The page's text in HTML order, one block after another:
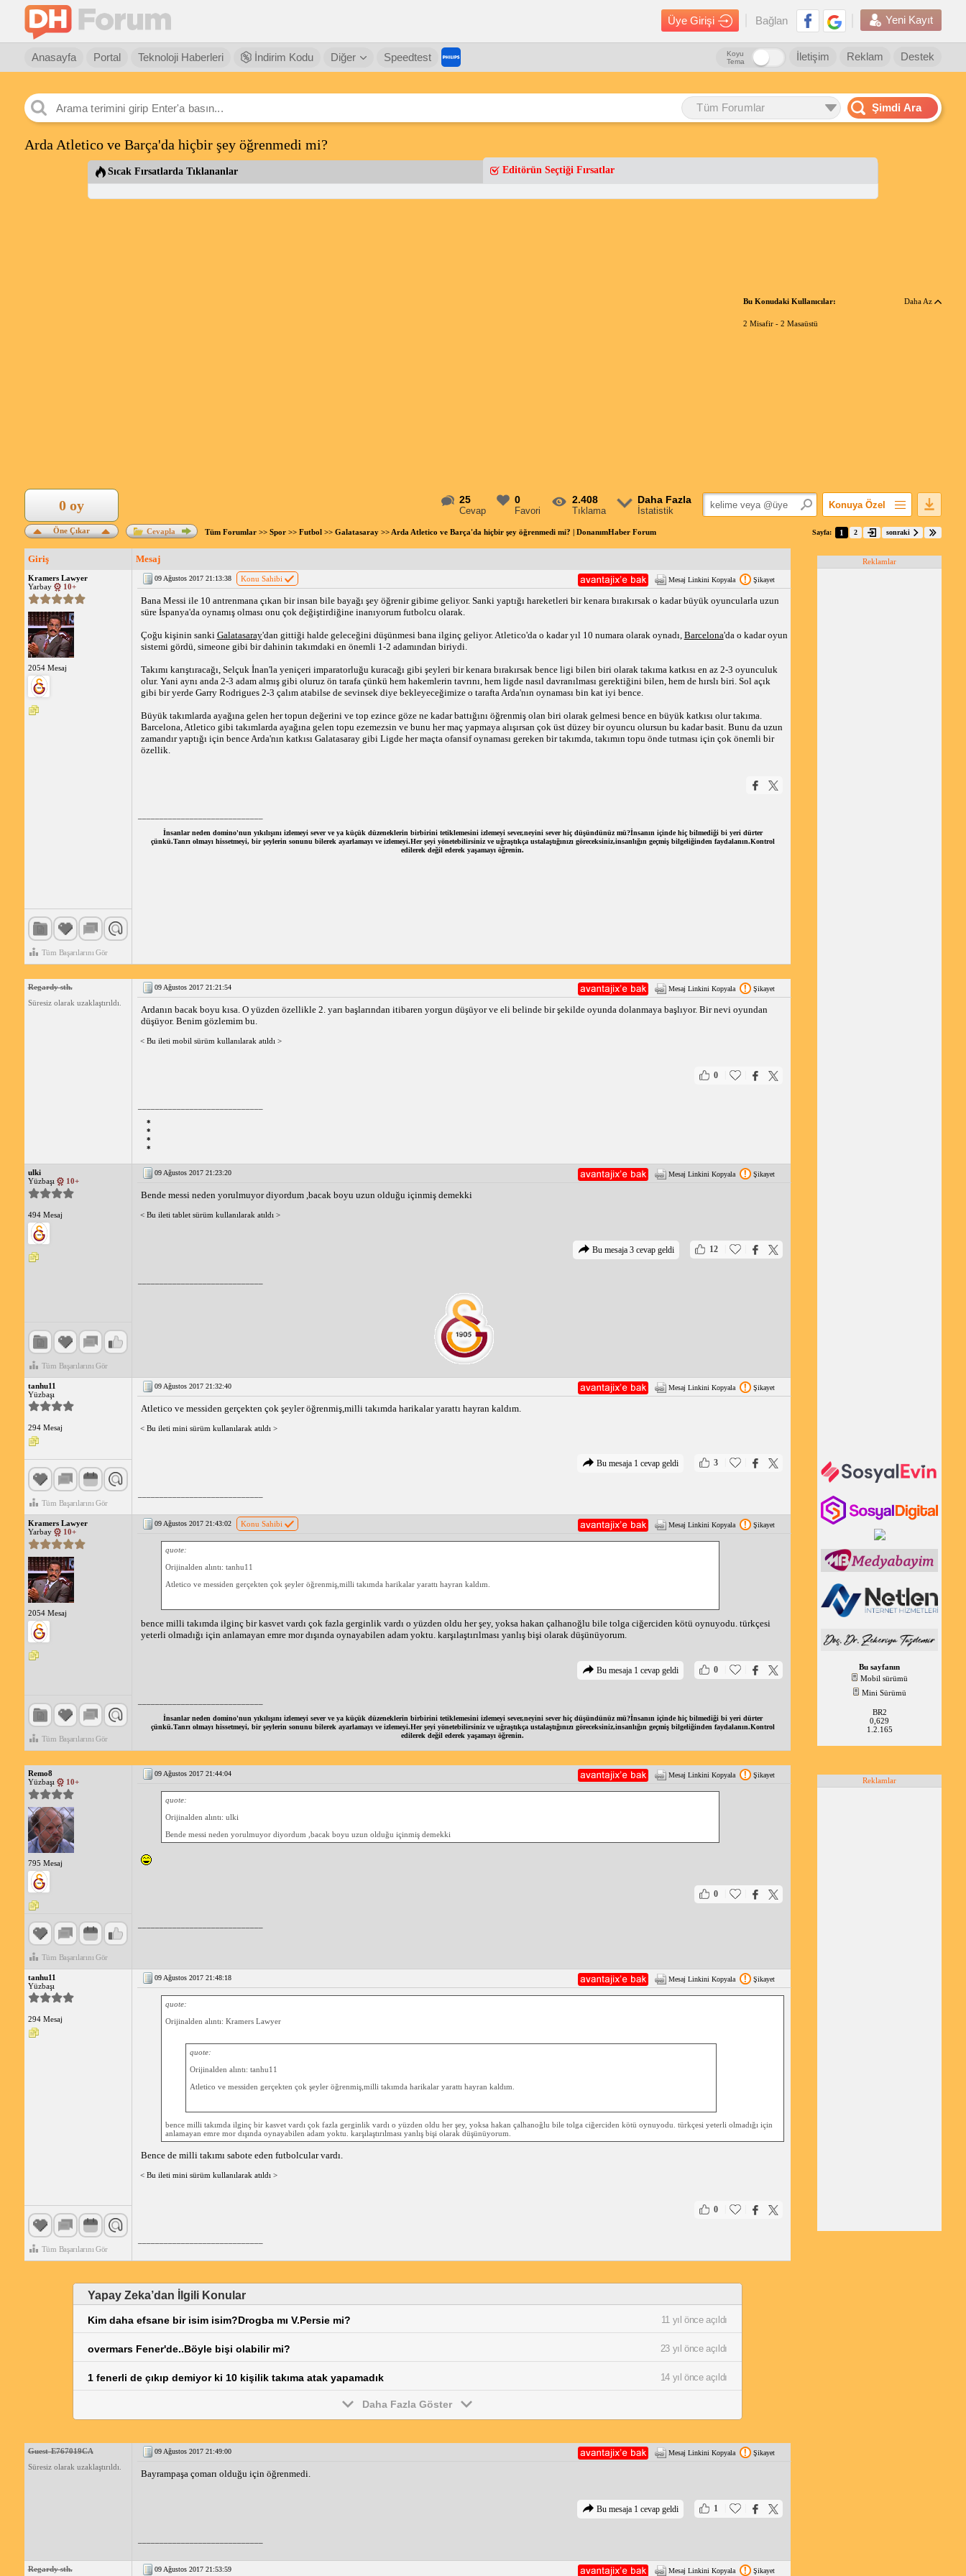
Üye Girişi Bağlan Yeni Kayıt
Anasayfa Portal Teknoloji Haberleri İndirim Kodu Diğer Speedtest Destek
Reklam
İletişim
Koyu
Tema
Tüm Forumlar Şimdi Ara
Arda Atletico ve Barça'da hiçbir şey öğrenmedi mi?
Sıcak Fırsatlarda Tıklananlar Editörün Seçtiği Fırsatlar
Bu Konudaki Kullanıcılar: Daha Az
2 Misafir - 2 Masaüstü
25
Cevap
0
Favori
2.408
Tıklama
Daha Fazla
İstatistik
Konuya Özel
Favorilerime Ekle
Popüler Mesajlar
Öne Çıkar
0 oy
Cevapla Tüm Forumlar>> Spor>> Futbol>> Galatasaray>> Arda Atletico ve Barça'da hiçbir şey öğrenmedi mi? | DonanımHaber Forum Sayfa: 1 2 sonraki
Giriş Mesaj
Kramers Lawyer
Yarbay
10+
2054 Mesaj
Tüm Başarılarını Gör
09 Ağustos 2017 21:13:38 Konu Sahibi Mesaj Linkini Kopyala Şikayet
Bana Messi ile 10 antrenmana çıkan bir insan bile bayağı şey öğrenir gibime geliyor. Sanki yaptığı hareketleri bir kenara bırakırsak o kadar büyük oyuncularla uzun
süre İspanya'da oynamış olması onu çok değiştirdiğine inanıyorum futbolcu olarak.
Çoğu kişinin sanki Galatasaray'dan gittiği halde geleceğini düşünmesi bana ilginç geliyor. Atletico'da o kadar yıl 10 numara olarak oynadı, Barcelona'da o kadar oyun
sistemi gördü, simeone gibi bir dahinin takımdaki en önemli 1-2 adamından biriydi.
Takımı karıştıracağı, Selçuk İnan'la yeniçeri imparatorluğu kuracağı gibi şeyleri bir kenara bırakırsak bence ligi bilen biri olarak takıma katkısı en az 2-3 oyunculuk
olur. Yani aynı anda 2-3 adam almış gibi oluruz ön tarafa çünkü hem hakemlerin tavrını, hem ligde nasıl davranılması gerektiğini bilen, hem de hırslı biri. Sol açık
gibi bir yerde Garry Rodrigues 2-3 çalım atabilse de sevinsek diye bekleyeceğimize o tarafta Arda'nın oynaması bin kat iyi bence.
Büyük takımlarda ayağına gelen her topun değerini ve top ezince göze ne kadar battığını öğrenmiş olan biri olarak gelmesi bence en büyük katkısı olur takıma.
Barcelona, Atletico gibi takımlarda ayağına gelen topu ezemezsin ve bunu her maç yapmaya alışırsan çok üst düzey bir oyuncu olursun bu kadar basit. Bunu da uzun
zamandır yaptığı için bence Arda'nın katkısı Galatasaray gibi Ligde her maçta ofansif oynaması gereken bir takımda, takımın topu önde tutması için çok önemli bir
özellik.
İnsanlar neden domino'nun yıkılışını izlemeyi sever ve ya küçük düzeneklerin birbirini tetiklemesini izlemeyi sever,neyini sever hiç düşündünüz mü?İnsanın içinde hiç bilmediği bi yeri dürter
çünkü.Tanrı olmayı hissetmeyi, bir şeylerin sonunu bilerek ayarlamayı ve izlemeyi.Her şeyi yönetebilirsiniz ve uğraştıkça ustalaştığınızı göreceksiniz,insanlığın geçmiş bilgeliğinden faydalanın.Kontrol
edilerek değil ederek yaşamayı öğrenin.
Regardy sth.
Süresiz olarak uzaklaştırıldı.
09 Ağustos 2017 21:21:54 Mesaj Linkini Kopyala Şikayet
Ardanın bacak boyu kısa. O yüzden özellikle 2. yarı başlarından itibaren yorgun düşüyor ve eli belinde bir şekilde oyunda dolanmaya başlıyor. Bir nevi oyundan
düşüyor. Benim gözlemim bu.
< Bu ileti mobil sürüm kullanılarak atıldı >
0
*
*
*
*
ulki
Yüzbaşı
10+
494 Mesaj
Tüm Başarılarını Gör
09 Ağustos 2017 21:23:20 Mesaj Linkini Kopyala Şikayet
Bende messi neden yorulmuyor diyordum ,bacak boyu uzun olduğu içinmiş demekki
< Bu ileti tablet sürüm kullanılarak atıldı >
12
Bu mesaja 3 cevap geldi
tanhu11
Yüzbaşı
294 Mesaj
Tüm Başarılarını Gör
09 Ağustos 2017 21:32:40 Mesaj Linkini Kopyala Şikayet
Atletico ve messiden gerçekten çok şeyler öğrenmiş,milli takımda harikalar yarattı hayran kaldım.
< Bu ileti mini sürüm kullanılarak atıldı >
3
Bu mesaja 1 cevap geldi
Kramers Lawyer
Yarbay
10+
2054 Mesaj
Tüm Başarılarını Gör
09 Ağustos 2017 21:43:02 Konu Sahibi Mesaj Linkini Kopyala Şikayet
quote:
Orijinalden alıntı: tanhu11
Atletico ve messiden gerçekten çok şeyler öğrenmiş,milli takımda harikalar yarattı hayran kaldım.
bence milli takımda ilginç bir kasvet vardı çok fazla gerginlik vardı o yüzden oldu her şey, yoksa hakan çalhanoğlu bile tolga ciğerciden kötü oynuyodu. türkçesi
yeterli olmadığı için anlamayan emre mor dışında oynayabilen adam yoktu. karşılaştırılması yanlış bişi olarak düşünüyorum.
0
Bu mesaja 1 cevap geldi
İnsanlar neden domino'nun yıkılışını izlemeyi sever ve ya küçük düzeneklerin birbirini tetiklemesini izlemeyi sever,neyini sever hiç düşündünüz mü?İnsanın içinde hiç bilmediği bi yeri dürter
çünkü.Tanrı olmayı hissetmeyi, bir şeylerin sonunu bilerek ayarlamayı ve izlemeyi.Her şeyi yönetebilirsiniz ve uğraştıkça ustalaştığınızı göreceksiniz,insanlığın geçmiş bilgeliğinden faydalanın.Kontrol
edilerek değil ederek yaşamayı öğrenin.
Remo8
Yüzbaşı
10+
795 Mesaj
Tüm Başarılarını Gör
09 Ağustos 2017 21:44:04 Mesaj Linkini Kopyala Şikayet
quote:
Orijinalden alıntı: ulki
Bende messi neden yorulmuyor diyordum ,bacak boyu uzun olduğu içinmiş demekki
0
tanhu11
Yüzbaşı
294 Mesaj
Tüm Başarılarını Gör
09 Ağustos 2017 21:48:18 Mesaj Linkini Kopyala Şikayet
quote:
Orijinalden alıntı: Kramers Lawyer
quote:
Orijinalden alıntı: tanhu11
Atletico ve messiden gerçekten çok şeyler öğrenmiş,milli takımda harikalar yarattı hayran kaldım.
bence milli takımda ilginç bir kasvet vardı çok fazla gerginlik vardı o yüzden oldu her şey, yoksa hakan çalhanoğlu bile tolga ciğerciden kötü oynuyodu. türkçesi yeterli olmadığı için
anlamayan emre mor dışında oynayabilen adam yoktu. karşılaştırılması yanlış bişi olarak düşünüyorum.
Bence de milli takımı sabote eden futbolcular vardı.
< Bu ileti mini sürüm kullanılarak atıldı >
0
Yapay Zeka’dan İlgili Konular
Kim daha efsane bir isim isim?Drogba mı V.Persie mi? 11 yıl önce açıldı
overmars Fener'de..Böyle bişi olabilir mi? 23 yıl önce açıldı
1 fenerli de çıkıp demiyor ki 10 kişilik takıma atak yapamadık 14 yıl önce açıldı
Daha Fazla Göster
Guest-E767019CA
Süresiz olarak uzaklaştırıldı.
09 Ağustos 2017 21:49:00 Mesaj Linkini Kopyala Şikayet
Bayrampaşa çomarı olduğu için öğrenmedi.
1
Bu mesaja 1 cevap geldi
Regardy sth. 09 Ağustos 2017 21:53:59 Mesaj Linkini Kopyala Şikayet
Reklamlar
Bu sayfanın
Mobil sürümü
Mini Sürümü
BR2
0,629
1.2.165
Reklamlar